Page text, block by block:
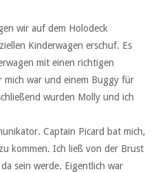
wir auf dem Holodeck
Kinderwagen erschuf. Es
mit einen richtigen
war und einem Buggy für
wurden Molly und ich
Captain Picard bat mich,
kommen. Ich ließ von der Brust
sein werde. Eigentlich war